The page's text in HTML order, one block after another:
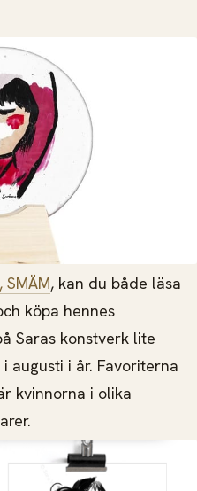
SMÄM, kan du både läsa
köpa hennes
Saras konstverk lite
augusti i år. Favoriterna
kvinnorna i olika